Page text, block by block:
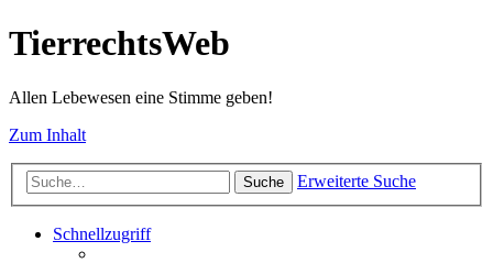
TierrechtsWeb
Allen Lebewesen eine Stimme geben!
Zum Inhalt
Suche Erweiterte Suche
Schnellzugriff